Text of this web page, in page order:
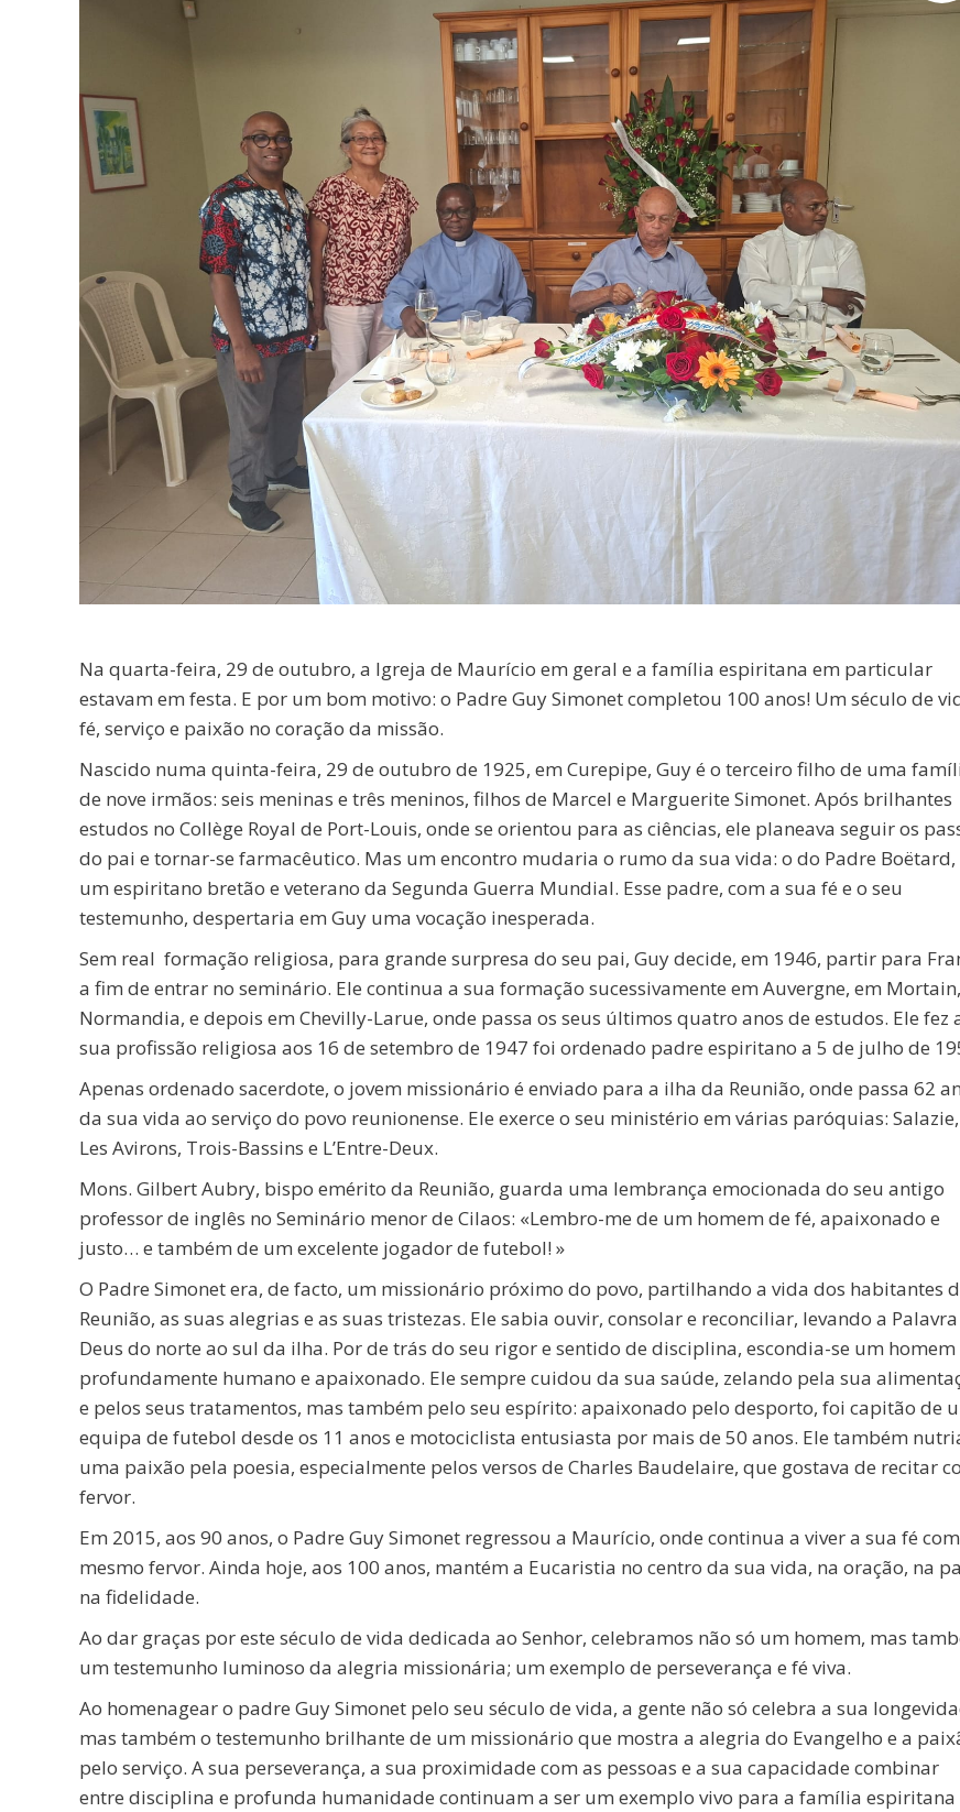
Na quarta-feira, 29 de outubro, a Igreja de Maurício em geral e a família espiritana em particular
estavam em festa. E por um bom motivo: o Padre Guy Simonet completou 100 anos! Um século de
fé, serviço e paixão no coração da missão.
Nascido numa quinta-feira, 29 de outubro de 1925, em Curepipe, Guy é o terceiro filho de uma
de nove irmãos: seis meninas e três meninos, filhos de Marcel e Marguerite Simonet. Após brilhantes
estudos no Collège Royal de Port-Louis, onde se orientou para as ciências, ele planeava seguir os
do pai e tornar-se farmacêutico. Mas um encontro mudaria o rumo da sua vida: o do Padre Boëtard,
um espiritano bretão e veterano da Segunda Guerra Mundial. Esse padre, com a sua fé e o seu
testemunho, despertaria em Guy uma vocação inesperada.
Sem real formação religiosa, para grande surpresa do seu pai, Guy decide, em 1946, partir para
a fim de entrar no seminário. Ele continua a sua formação sucessivamente em Auvergne, em
Normandia, e depois em Chevilly-Larue, onde passa os seus últimos quatro anos de estudos. Ele fez
sua profissão religiosa aos 16 de setembro de 1947 foi ordenado padre espiritano a 5 de julho de
Apenas ordenado sacerdote, o jovem missionário é enviado para a ilha da Reunião, onde passa 62
da sua vida ao serviço do povo reunionense. Ele exerce o seu ministério em várias paróquias: Salazie,
Les Avirons, Trois-Bassins e L’Entre-Deux.
Mons. Gilbert Aubry, bispo emérito da Reunião, guarda uma lembrança emocionada do seu antigo
professor de inglês no Seminário menor de Cilaos: «Lembro-me de um homem de fé, apaixonado e
justo… e também de um excelente jogador de futebol! »
O Padre Simonet era, de facto, um missionário próximo do povo, partilhando a vida dos habitantes
Reunião, as suas alegrias e as suas tristezas. Ele sabia ouvir, consolar e reconciliar, levando a
Deus do norte ao sul da ilha. Por de trás do seu rigor e sentido de disciplina, escondia-se um homem
profundamente humano e apaixonado. Ele sempre cuidou da sua saúde, zelando pela sua
e pelos seus tratamentos, mas também pelo seu espírito: apaixonado pelo desporto, foi capitão de
equipa de futebol desde os 11 anos e motociclista entusiasta por mais de 50 anos. Ele também
uma paixão pela poesia, especialmente pelos versos de Charles Baudelaire, que gostava de recitar
fervor.
Em 2015, aos 90 anos, o Padre Guy Simonet regressou a Maurício, onde continua a viver a sua fé
mesmo fervor. Ainda hoje, aos 100 anos, mantém a Eucaristia no centro da sua vida, na oração, na
na fidelidade.
Ao dar graças por este século de vida dedicada ao Senhor, celebramos não só um homem, mas
um testemunho luminoso da alegria missionária; um exemplo de perseverança e fé viva.
Ao homenagear o padre Guy Simonet pelo seu século de vida, a gente não só celebra a sua
mas também o testemunho brilhante de um missionário que mostra a alegria do Evangelho e a
pelo serviço. A sua perseverança, a sua proximidade com as pessoas e a sua capacidade combinar
entre disciplina e profunda humanidade continuam a ser um exemplo vivo para a família espiritana